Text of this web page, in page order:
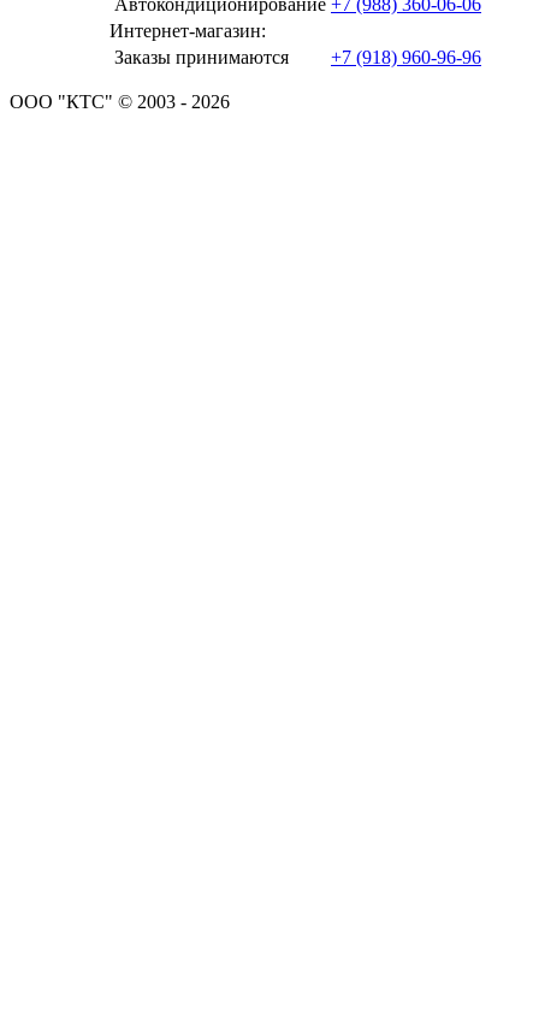
Интернет-магазин:
Заказы принимаются
+7 (918) 960-96-96
ООО "КТС" © 2003 - 2026